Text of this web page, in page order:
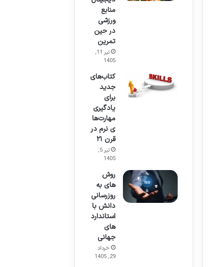
منابع
ورزشی
در حین
تمرین
تیر 11,
1405
کتاب‌های
جدید
برای
یادگیری
مهارت‌ها
ی نرم در
قرن ۲۱
تیر 5,
1405
روش
های به
روزرسانی
دانش با
استاندارد
های
جهانی
خرداد
29, 1405